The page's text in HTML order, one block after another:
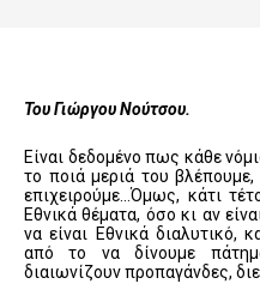
Του Γιώργου Νούτσου.
Είναι δεδομένο πως κάθε
το ποιά μεριά του
επιχειρούμε…Όμως, κάτι
Εθνικά θέματα, όσο κι αν
να είναι Εθνικά διαλυτικό,
από το να δίνουμε
διαιωνίζουν προπαγάνδες,